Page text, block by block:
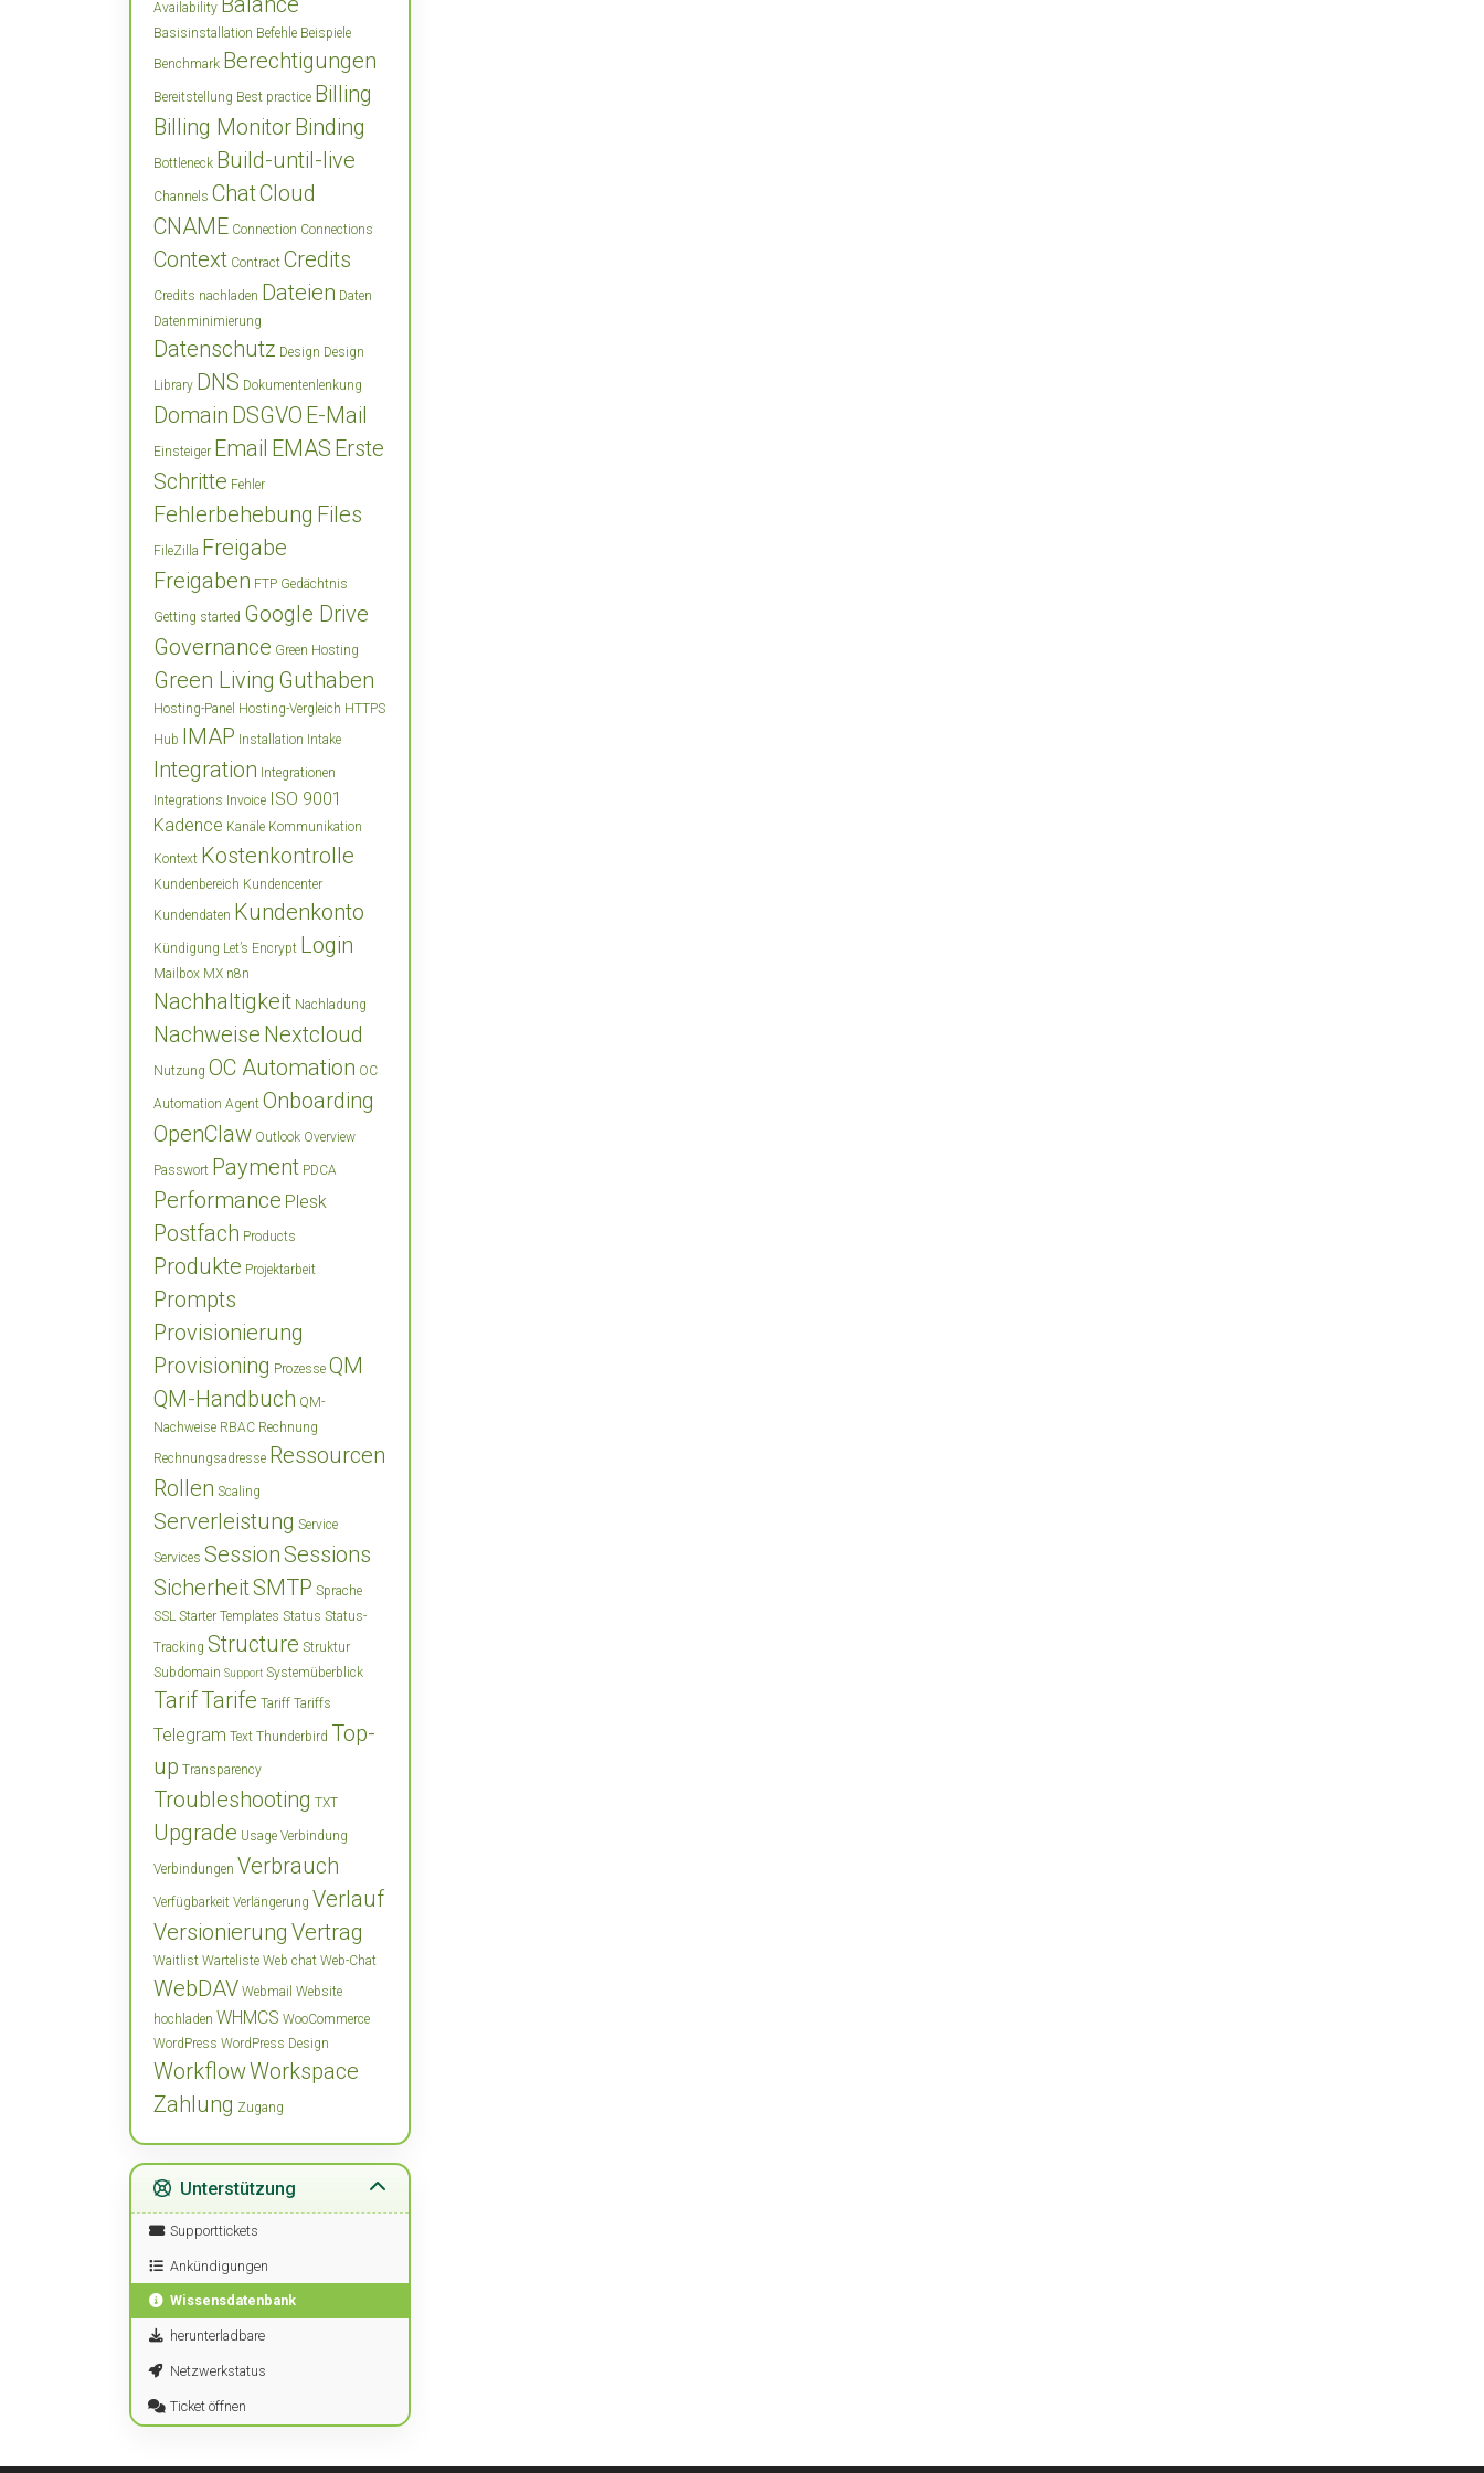
Availability
Basisinstallation Befehle Beispiele
Benchmark Berechtigungen
Bereitstellung Best practice Billing
Billing MonitorBinding
Bottleneck Build-until-live
Channels ChatCloud
CNAME Connection Connections
Context Contract Credits
Credits nachladen Dateien Daten
Datenminimierung
Datenschutz Design Design
Library DNS Dokumentenlenkung
Domain DSGVO E-Mail
Einsteiger Email EMAS Erste
Schritte Fehler
Fehlerbehebung Files
FileZilla Freigabe
Freigaben FTP Gedächtnis
Getting started Google Drive
Governance Green Hosting
Green Living Guthaben
Hosting-Panel Hosting-Vergleich HTTPS
Hub IMAP Installation Intake
Integration Integrationen
Integrations Invoice ISO 9001
Kadence Kanäle Kommunikation
Kontext Kostenkontrolle
Kundenbereich Kundencenter
Kundendaten Kundenkonto
Kündigung Let’s Encrypt Login
Mailbox MX n8n
Nachhaltigkeit Nachladung
Nachweise Nextcloud
Nutzung OC Automation OC
Automation Agent Onboarding
OpenClaw Outlook Overview
Passwort Payment PDCA
Performance Plesk
Postfach Products
Produkte Projektarbeit
Prompts
Provisionierung
Provisioning Prozesse QM
QM-Handbuch QM-
Nachweise RBAC Rechnung
Rechnungsadresse Ressourcen
Rollen Scaling
Serverleistung Service
Services SessionSessions
SicherheitSMTP Sprache
SSL Starter Templates Status Status-
Tracking Structure Struktur
Subdomain Support Systemüberblick
TarifTarife Tariff Tariffs
Telegram Text Thunderbird Top-
up Transparency
Troubleshooting TXT
Upgrade Usage Verbindung
Verbindungen Verbrauch
Verfügbarkeit Verlängerung Verlauf
Versionierung Vertrag
Waitlist Warteliste Web chat Web-Chat
WebDAV Webmail Website
hochladen WHMCS WooCommerce
WordPress WordPress Design
WorkflowWorkspace
Zahlung Zugang
Unterstützung
Supporttickets
Ankündigungen
Wissensdatenbank
herunterladbare
Netzwerkstatus
Ticket öffnen